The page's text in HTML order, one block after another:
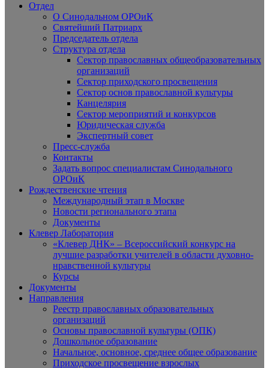
Отдел
О Синодальном ОРОиК
Святейший Патриарх
Председатель отдела
Структура отдела
Сектор православных общеобразовательных
организаций
Сектор приходского просвещения
Сектор основ православной культуры
Канцелярия
Сектор мероприятий и конкурсов
Юридическая служба
Экспертный совет
Пресс-служба
Контакты
Задать вопрос специалистам Синодального
ОРОиК
Рождественские чтения
Международный этап в Москве
Новости регионального этапа
Документы
Клевер Лаборатория
«Клевер ДНК» – Всероссийский конкурс на
лучшие разработки учителей в области духовно-
нравственной культуры
Курсы
Документы
Направления
Реестр православных образовательных
организаций
Основы православной культуры (ОПК)
Дошкольное образование
Начальное, основное, среднее общее образование
Приходское просвещение взрослых